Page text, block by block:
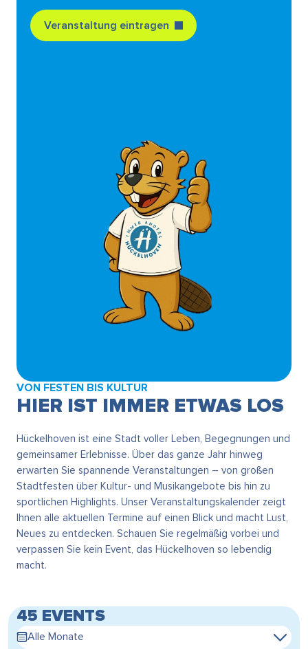
Veranstaltung eintragen
VON FESTEN BIS KULTUR
HIER IST IMMER ETWAS LOS
Hückelhoven ist eine Stadt voller Leben, Begegnungen und
gemeinsamer Erlebnisse. Über das ganze Jahr hinweg
erwarten Sie spannende Veranstaltungen – von großen
Stadtfesten über Kultur- und Musikangebote bis hin zu
sportlichen Highlights. Unser Veranstaltungskalender zeigt
Ihnen alle aktuellen Termine auf einen Blick und macht Lust,
Neues zu entdecken. Schauen Sie regelmäßig vorbei und
verpassen Sie kein Event, das Hückelhoven so lebendig
macht.
45 EVENTS
Alle Monate